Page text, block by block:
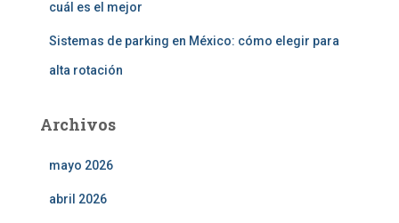
cuál es el mejor
Sistemas de parking en México: cómo elegir para
alta rotación
Archivos
mayo 2026
abril 2026